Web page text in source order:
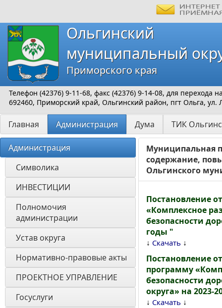
Ольгинский
муниципальный
Приморского края
Телефон (42376) 9-11-68, факс (42376) 9-14-08, для перехода
692460, Приморский край, Ольгинский район, пгт Ольга, ул.
Главная Администрация Дума ТИК
Администрация
Символика
ИНВЕСТИЦИИ
Полномочия
администрации
Устав округа
Нормативно-правовые акты
ПРОЕКТНОЕ УПРАВЛЕНИЕ
Госуслуги
Муниципальная
содержание,
Ольгинского
Постановление
«Комплексное
безопасности
годы "
↓ Скачать ↓
Постановление
программу
безопасности
округа» на 2023-
↓ Скачать ↓